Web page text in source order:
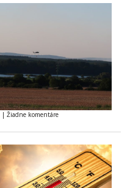
| Žiadne komentáre